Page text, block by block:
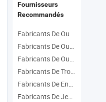
Fournisseurs
Recommandés
Fabricants De Outil À Main
Fabricants De Outils De Matériel
Fabricants De Outils De Construction
Fabricants De Trousse À Outils
Fabricants De Ensemble D'outils
Fabricants De Jeu D'outils À Main